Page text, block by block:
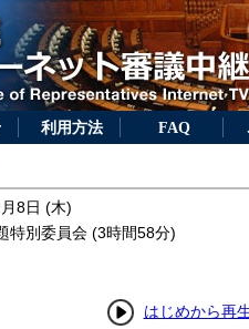
利用方法 FAQ
8日 (木)
特別委員会 (3時間58分)
はじめから再